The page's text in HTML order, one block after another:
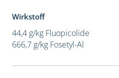
Wirkstoff
44,4 g/kg Fluopicolide
666,7 g/kg Fosetyl-Al